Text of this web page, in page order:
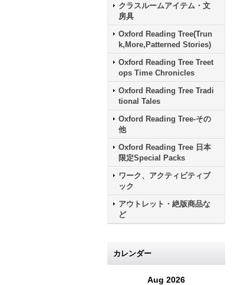
クラスルームアイテム・文
房具
Oxford Reading Tree(Trun
k,More,Patterned Stories)
Oxford Reading Tree Treet
ops Time Chronicles
Oxford Reading Tree Tradi
tional Tales
Oxford Reading Tree-その
他
Oxford Reading Tree 日本
限定Special Packs
ワーク、アクティビティブ
ック
アウトレット・絶版商品な
ど
カレンダー
Aug 2026